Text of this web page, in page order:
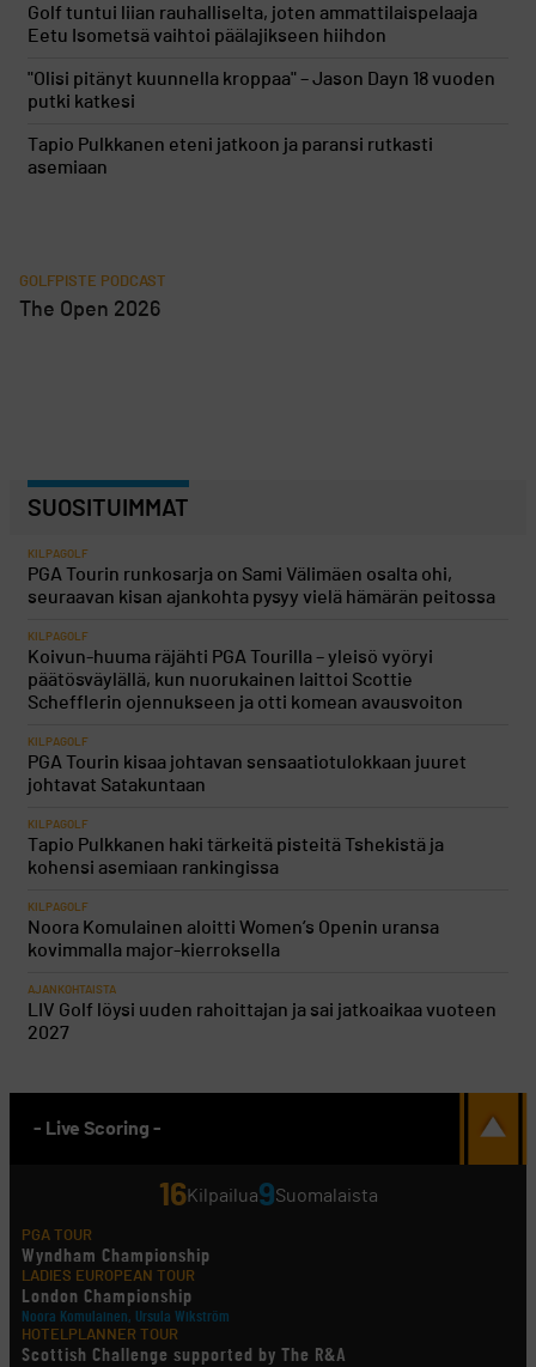
Golf tuntui liian rauhalliselta, joten ammattilaispelaaja
Eetu Isometsä vaihtoi päälajikseen hiihdon
"Olisi pitänyt kuunnella kroppaa" – Jason Dayn 18 vuoden
putki katkesi
Tapio Pulkkanen eteni jatkoon ja paransi rutkasti
asemiaan
GOLFPISTE PODCAST
The Open 2026
SUOSITUIMMAT
KILPAGOLF
PGA Tourin runkosarja on Sami Välimäen osalta ohi,
seuraavan kisan ajankohta pysyy vielä hämärän peitossa
KILPAGOLF
Koivun-huuma räjähti PGA Tourilla – yleisö vyöryi
päätösväylällä, kun nuorukainen laittoi Scottie
Schefflerin ojennukseen ja otti komean avausvoiton
KILPAGOLF
PGA Tourin kisaa johtavan sensaatiotulokkaan juuret
johtavat Satakuntaan
KILPAGOLF
Tapio Pulkkanen haki tärkeitä pisteitä Tshekistä ja
kohensi asemiaan rankingissa
KILPAGOLF
Noora Komulainen aloitti Women’s Openin uransa
kovimmalla major-kierroksella
AJANKOHTAISTA
LIV Golf löysi uuden rahoittajan ja sai jatkoaikaa vuoteen
2027
- Live Scoring -
16Kilpailua9Suomalaista
PGA TOUR
Wyndham Championship
LADIES EUROPEAN TOUR
London Championship
Noora Komulainen, Ursula Wikström
HOTELPLANNER TOUR
Scottish Challenge supported by The R&A